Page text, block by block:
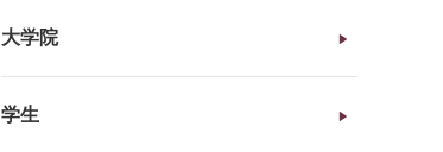
大学院
学生